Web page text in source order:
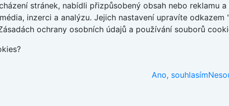
stránek, nabídli přizpůsobený obsah nebo
inzerci a analýzu. Jejich nastavení upravíte
ochrany osobních údajů a používání souborů
Ano, souhlasím